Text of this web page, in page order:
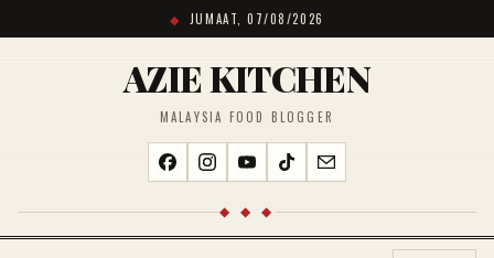
JUMAAT, 07/08/2026
AZIE KITCHEN
MALAYSIA FOOD BLOGGER
◆ ◆ ◆